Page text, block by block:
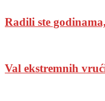
Radili ste
Val ekstremnih